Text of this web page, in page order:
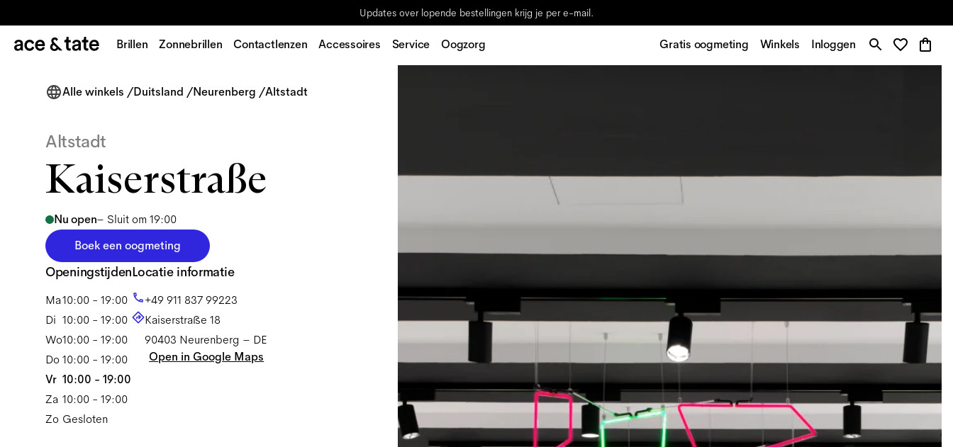
Updates over lopende bestellingen krijg je per e-mail.
Brillen Zonnebrillen Contactlenzen Accessoires Service Oogzorg Gratis oogmeting Winkels Inloggen
Alle winkels /Duitsland /Neurenberg /Altstadt
Altstadt
Kaiserstraße
Nu open– Sluit om 19:00
Boek een oogmeting
Openingstijden
Ma
Di
Wo
Do
Vr
Za
Zo
10:00 - 19:00
10:00 - 19:00
10:00 - 19:00
10:00 - 19:00
10:00 - 19:00
10:00 - 19:00
Gesloten
Locatie informatie
+49 911 837 99223
Kaiserstraße 18
90403 Neurenberg – DE
Open in Google Maps